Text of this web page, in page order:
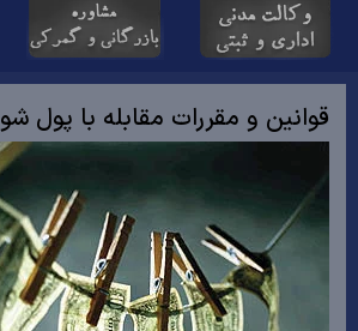
قوانین و مقررات مقابله با پول‌